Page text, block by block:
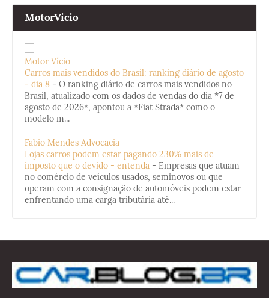
MotorVicio
Motor Vício
Carros mais vendidos do Brasil: ranking diário de agosto
- dia 8 - O ranking diário de carros mais vendidos no
Brasil, atualizado com os dados de vendas do dia *7 de
agosto de 2026*, apontou a *Fiat Strada* como o
modelo m...
Fabio Mendes Advocacia
Lojas carros podem estar pagando 230% mais de
imposto que o devido - entenda - Empresas que atuam
no comércio de veículos usados, seminovos ou que
operam com a consignação de automóveis podem estar
enfrentando uma carga tributária até...